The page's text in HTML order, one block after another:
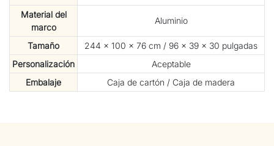
Material del
marco
Aluminio
Tamaño
244 × 100 × 76 cm / 96 × 39 × 30 pulgadas
Personalización
Aceptable
Embalaje
Caja de cartón / Caja de madera